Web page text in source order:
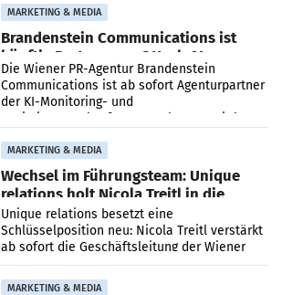
MARKETING & MEDIA
Brandenstein Communications ist
künftig Partner von OtterlyAI
Die Wiener PR-Agentur Brandenstein
Communications ist ab sofort Agenturpartner
der KI-Monitoring- und
Optimierungsplattform OtterlyAI. Damit baut
MARKETING & MEDIA
Wechsel im Führungsteam: Unique
relations holt Nicola Treitl in die
Geschäftsleitung
Unique relations besetzt eine
Schlüsselposition neu: Nicola Treitl verstärkt
ab sofort die Geschäftsleitung der Wiener
PR-Agentur an der Seite von Josef Kalina und
Anna Kalina-Mahr.
MARKETING & MEDIA